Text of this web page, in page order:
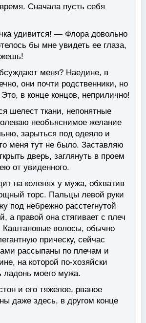
Сначала пусть себя
удивится! — Флора довольно
бы мне увидеть ее глаза,
меня? Наедине, в
они почти родственники, но
в конце концов, неприлично!
шелест ткани, непонятные
необъяснимое желание
зарыться под одеяло и
меня тут не было. Заставляю
дверь, заглянуть в проем
от увиденного.
на коленях у мужа, обхватив
торс. Пальцы левой руки
под небрежно расстегнутой
а правой она стягивает с плеч
Каштановые волосы, обычно
прическу, сейчас
рассыпаны по плечам и
на которой по-хозяйски
ладонь моего мужа.
и его тяжелое, рваное
даже здесь, в другом конце